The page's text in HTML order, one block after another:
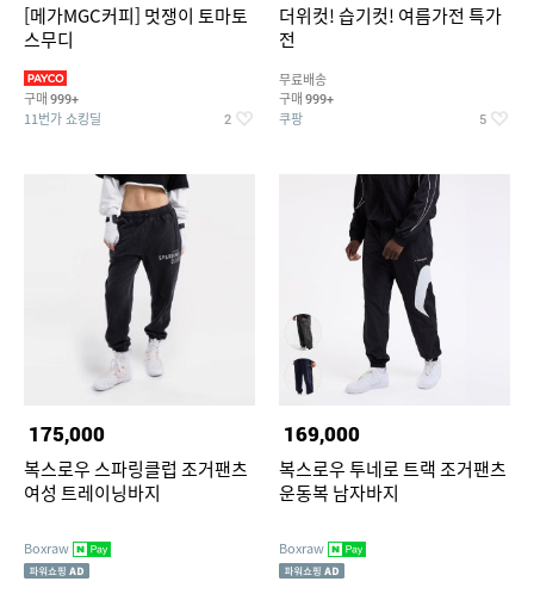
[메가MGC커피] 멋쟁이 토마토
스무디
구매 999+
11번가 쇼킹딜 2
더위컷! 습기컷! 여름가전 특가
전
무료배송
구매 999+
쿠팡 5
175,000
복스로우 스파링클럽 조거팬츠
여성 트레이닝바지
Boxraw
169,000
복스로우 투네로 트랙 조거팬츠
운동복 남자바지
Boxraw